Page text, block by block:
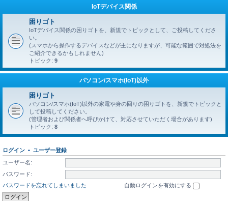
IoTデバイス関係
困りゴト
IoTデバイス関係の困りゴトを、新規でトピックとして、ご投稿してくださ
い。
(スマホから操作するデバイスなどが主になりますが、可能な範囲で対処法を
ご紹介できるかもしれません)
トピック: 9
パソコン/スマホ(IoT)以外
困りゴト
パソコン/スマホ(IoT)以外の家電や身の回りの困りゴトを、新規でトピックと
して投稿してください。
(管理者および関係者へ呼びかけて、対応させていただく場合があります)
トピック: 8
ログイン • ユーザー登録
ユーザー名:
パスワード:
パスワードを忘れてしまいました
自動ログインを有効にする